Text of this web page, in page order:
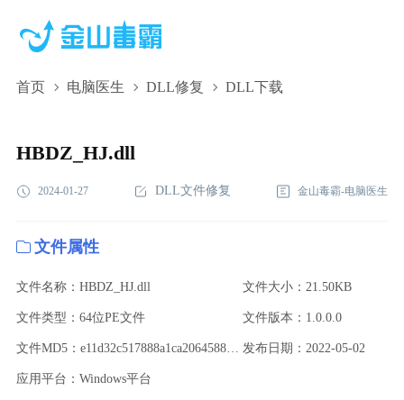
首页 电脑医生 DLL修复 DLL下载
HBDZ_HJ.dll,HBDZ_HJ.dll下载,HBDZ_HJ.dll修复
HBDZ_HJ.dll
2024-01-27 DLL文件修复 金山毒霸-电脑医生
文件属性
文件名称：HBDZ_HJ.dll 文件大小：21.50KB
文件类型：64位PE文件 文件版本：1.0.0.0
文件MD5：e11d32c517888a1ca20645881e8a41df 发布日期：2022-05-02
应用平台：Windows平台